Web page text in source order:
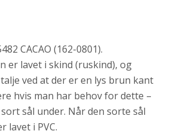
CACAO (162-0801).
er lavet i skind (ruskind), og
ved at der er en lys brun kant
hvis man har behov for dette –
sål under. Når den sorte sål
lavet i PVC.